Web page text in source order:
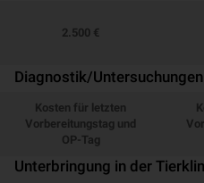
2.500 €
Diagnostik/
Kosten für letzten
Vorbereitungstag und
OP-Tag
Unterbringung in der